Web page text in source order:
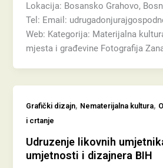
Lokacija: Bosansko Grahovo,
Tel: Email:
Web: Kategorija: Materijalna
mjesta i građevine Fotografija
Grafički dizajn, Nematerijalna kultura,
i crtanje
Udruzenje likovnih
umjetnosti i dizajnera BIH